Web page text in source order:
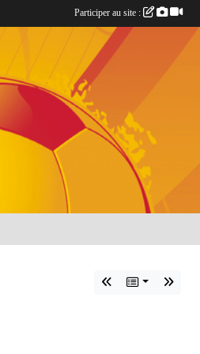
Participer au site :